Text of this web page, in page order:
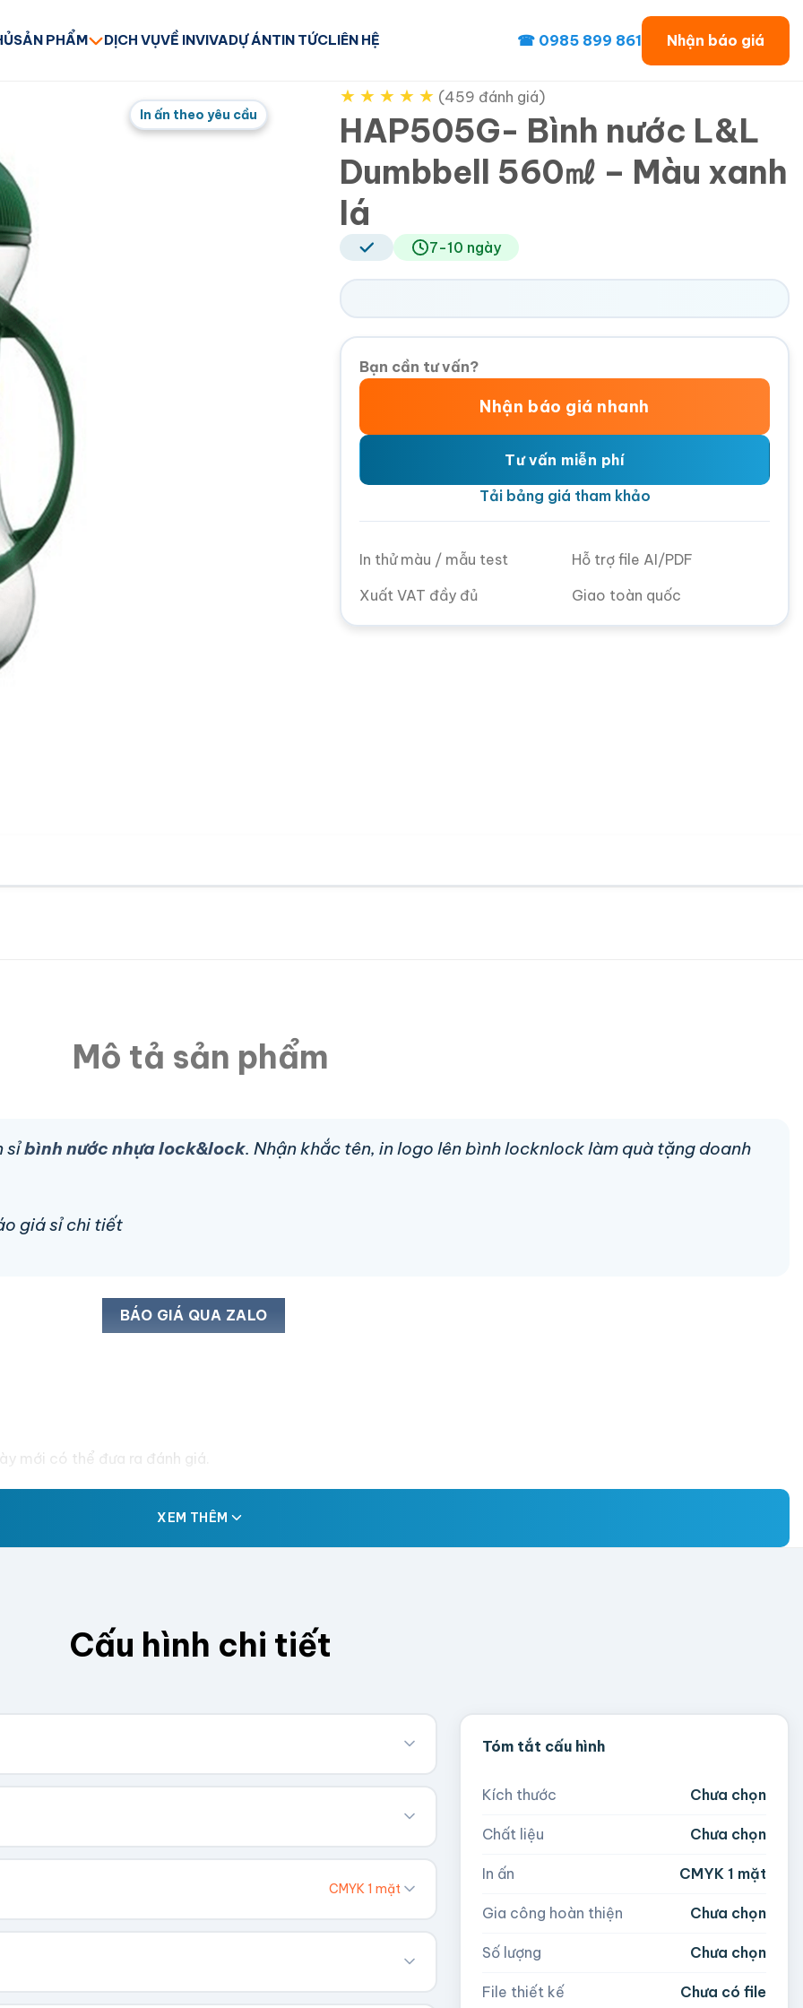
SẢN PHẨM DỊCH VỤVỀ INVIVADỰ ÁNTIN TỨCLIÊN HỆ ☎ 0985 899 861 Nhận báo giá
In ấn theo yêu cầu
★ ★ ★ ★ ★ (459 đánh giá)
HAP505G- Bình nước L&L
Dumbbell 560㎖ – Màu xanh
lá
7-10 ngày
Bạn cần tư vấn?
Nhận báo giá nhanh
Tư vấn miễn phí
Tải bảng giá tham khảo
In thử màu / mẫu test
Hỗ trợ file AI/PDF
Xuất VAT đầy đủ
Giao toàn quốc
Mô tả sản phẩm
sỉbình nước nhựa lock&lock. Nhận khắc tên, in logo lên bình locknlock làm quà tặng doanh
giá sỉ chi tiết
BÁO GIÁ QUA ZALO
mới có thể đưa ra đánh giá.
XEM THÊM
Cấu hình chi tiết
Chúng tôi sẽ tính toán kích thước tổng thể.
Cao (cm)
CMYK 1 mặt
Tóm tắt cấu hình
Kích thước Chưa chọn
Chất liệu Chưa chọn
In ấn CMYK 1 mặt
Gia công hoàn thiện Chưa chọn
Số lượng Chưa chọn
File thiết kế Chưa có file